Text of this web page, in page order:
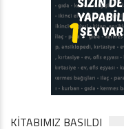
KİTABIMIZ BASILDI